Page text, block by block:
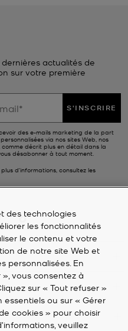
actualités de
sur votre première
S'INSCRIRE
des e-mails marketing de la part
via nos sites Web, nos
décrit plus en détail dans la
désabonner à tout moment.
d’informations, consultez les
des technologies
les fonctionnalités
le contenu et votre
de notre site Web et
personnalisées. En
vous consentez à
sur « Tout refuser »
ou sur « Gérer
cookies » pour choisir
veuillez